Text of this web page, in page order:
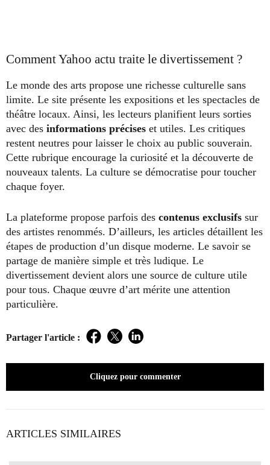
Comment Yahoo actu traite le divertissement ?
Le monde des arts propose une richesse culturelle sans
limite. Le site présente les expositions et les spectacles de
théâtre locaux. Ainsi, les lecteurs planifient leurs sorties
avec des informations précises et utiles. Les critiques
restent neutres pour laisser le choix au public souverain.
Cette rubrique encourage la curiosité et la découverte de
nouveaux talents. La culture se démocratise pour toucher
chaque foyer.
La plateforme propose parfois des contenus exclusifs sur
des artistes renommés. D’ailleurs, les articles détaillent les
étapes de production d’un disque moderne. Le savoir se
partage de manière simple et très ludique. Le
divertissement devient alors une source de culture utile
pour tous. Chaque œuvre d’art mérite une attention
particulière.
Partager l'article : Facebook
TwitterLinkedIn
Cliquez pour commenter
ARTICLES SIMILAIRES